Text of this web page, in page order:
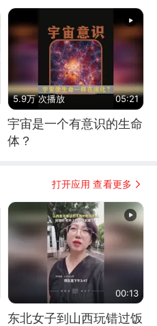
5.9万 次播放 05:21
宇宙是一个有意识的生命
体？
打开应用 查看更多
00:13
东北女子到山西玩错过饭